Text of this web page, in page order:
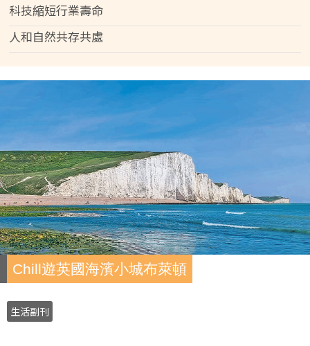
科技縮短行業壽命
人和自然共存共處
Chill遊英國海濱小城布萊頓
生活副刊